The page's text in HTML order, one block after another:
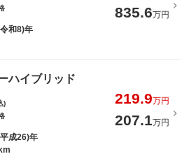
835.6万円
和8)年
ハイブリッド
)
219.9万円
207.1万円
成26)年